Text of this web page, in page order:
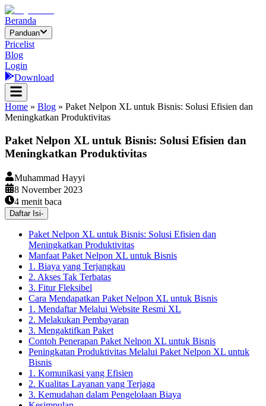
Beranda
Panduan
Pricelist
Blog
Login
Download
Home » Blog » Paket Nelpon XL untuk Bisnis: Solusi Efisien dan
Meningkatkan Produktivitas
Paket Nelpon XL untuk Bisnis: Solusi Efisien dan
Meningkatkan Produktivitas
Muhammad Hayyi
8 November 2023
4 menit baca
Daftar Isi-
Paket Nelpon XL untuk Bisnis: Solusi Efisien dan
Meningkatkan Produktivitas
Manfaat Paket Nelpon XL untuk Bisnis
1. Biaya yang Terjangkau
2. Akses Tak Terbatas
3. Fitur Fleksibel
Cara Mendapatkan Paket Nelpon XL untuk Bisnis
1. Mendaftar Melalui Website Resmi XL
2. Melakukan Pembayaran
3. Mengaktifkan Paket
Contoh Penerapan Paket Nelpon XL untuk Bisnis
Peningkatan Produktivitas Melalui Paket Nelpon XL untuk
Bisnis
1. Komunikasi yang Efisien
2. Kualitas Layanan yang Terjaga
3. Kemudahan dalam Pengelolaan Biaya